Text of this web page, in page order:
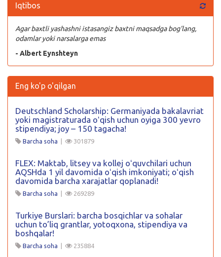
Iqtibos
Agar baxtli yashashni istasangiz baxtni maqsadga bog’lang,
odamlar yoki narsalarga emas
- Albert Eynshteyn
Eng ko'p o'qilgan
Deutschland Scholarship: Germaniyada bakalavriat
yoki magistraturada oʻqish uchun oyiga 300 yevro
stipendiya; joy – 150 tagacha!
Barcha soha | 301879
FLEX: Maktab, litsey va kollej oʻquvchilari uchun
AQSHda 1 yil davomida oʻqish imkoniyati; oʻqish
davomida barcha xarajatlar qoplanadi!
Barcha soha | 269289
Turkiye Burslari: barcha bosqichlar va sohalar
uchun to’liq grantlar, yotoqxona, stipendiya va
boshqalar!
Barcha soha | 235884